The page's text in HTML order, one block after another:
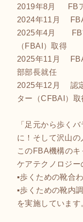
2019年8月 FB
2024年11月
2025年4月 FB
（FBAI）取得
2025年11月
部部長就任
2025年12月 認
ター（CFBAI）取
「足元から歩く
に！そして沢山の
このFBA機構の
ケアテクノロジー
▪️歩くための靴合
▪️歩くための靴内
を実施しています